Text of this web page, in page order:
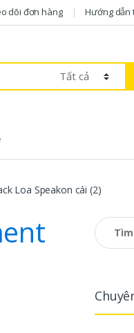
dõi đơn hàng Hướng dẫn
Loa Speakon cái (2)
Tìm